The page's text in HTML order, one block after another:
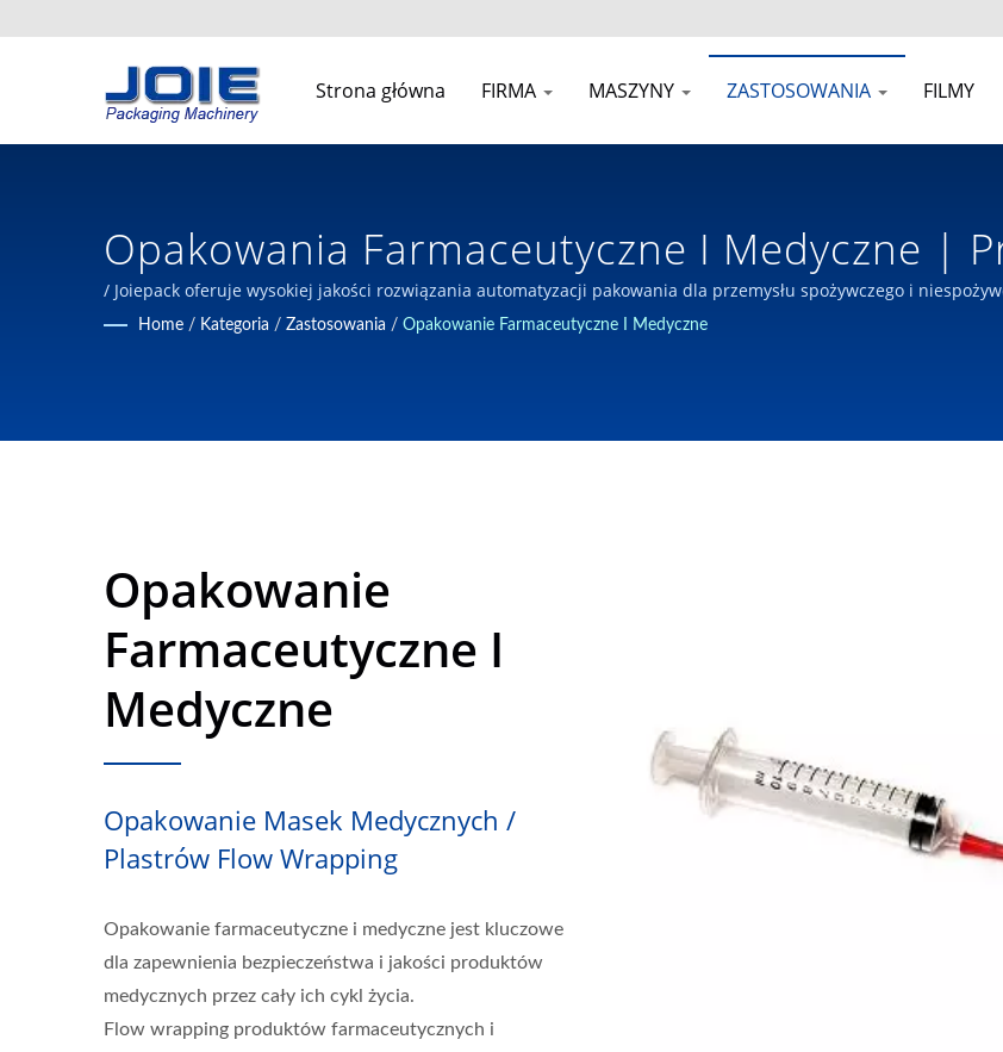
Strona główna FIRMA MASZYNY ZASTOSOWANIA FILMY
Opakowania Farmaceutyczne I Medyczne |
Automatycznych Maszyn Do Pakowania Z
/ Joiepack oferuje wysokiej jakości rozwiązania automatyzacji pakowania dla przemysłu spożywczego i
maszynach pakujących od 1980 roku na Tajwanie.
Home / Kategoria / Zastosowania / Opakowanie Farmaceutyczne I Medyczne
Opakowanie
Farmaceutyczne I
Medyczne
Opakowanie Masek Medycznych /
Plastrów Flow Wrapping
Opakowanie farmaceutyczne i medyczne jest kluczowe
dla zapewnienia bezpieczeństwa i jakości produktów
medycznych przez cały ich cykl życia.
Flow wrapping produktów farmaceutycznych i